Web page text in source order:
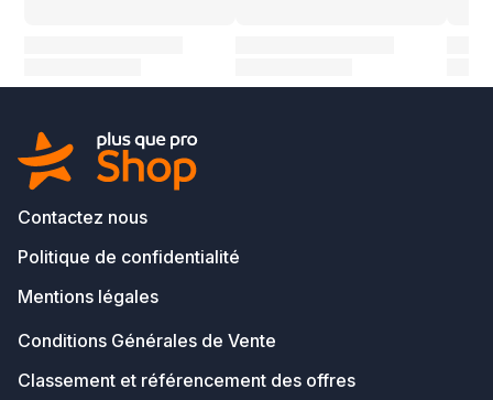
Contactez nous
Politique de confidentialité
Mentions légales
Conditions Générales de Vente
Classement et référencement des offres